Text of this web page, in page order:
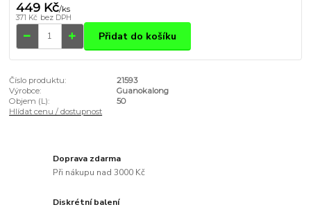
449 Kč/ks
371 Kč bez DPH
Přidat do košíku
Číslo produktu:
21593
Výrobce:
Guanokalong
Objem (L):
50
Hlídat cenu / dostupnost
Doprava zdarma
Při nákupu nad 3000 Kč
Diskrétní balení